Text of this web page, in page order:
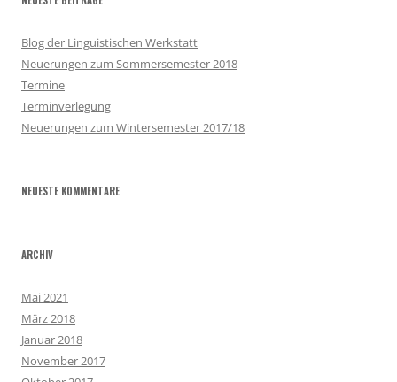
Blog der Linguistischen Werkstatt
Neuerungen zum Sommersemester 2018
Termine
Terminverlegung
Neuerungen zum Wintersemester 2017/18
NEUESTE KOMMENTARE
ARCHIV
Mai 2021
März 2018
Januar 2018
November 2017